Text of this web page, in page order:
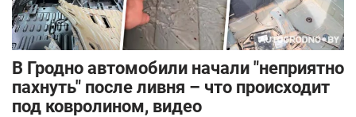
В Гродно автомобили начали "неприятно
пахнуть" после ливня – что происходит
под ковролином, видео